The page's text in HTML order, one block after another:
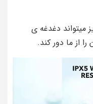
میتواند دغدغه ی
از ما دور کند.